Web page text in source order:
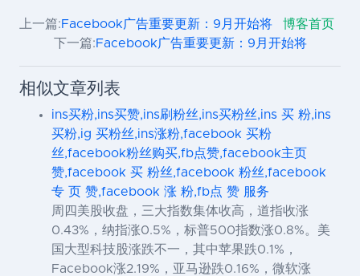
上一篇:Facebook广告重要更新：9月开始将
博客首页
下一篇:Facebook广告重要更新：9月开始将
相似文章列表
ins买粉,ins买赞,ins刷粉丝,ins买粉丝,ins 买 粉,ins
买粉,ig 买粉丝,ins涨粉,facebook 买粉
丝,facebook粉丝购买,fb点赞,facebook主页
赞,facebook 买 粉丝,facebook 粉丝,facebook
专 页 赞,facebook 涨 粉,fb点 赞 服务
周四美股收盘，三大指数集体收高，道指收涨
0.43%，纳指涨0.5%，标普500指数涨0.8%。美
国大型科技股涨跌不一，其中苹果跌0.1%，
Facebook涨2.19%，亚马逊跌0.16%，微软涨